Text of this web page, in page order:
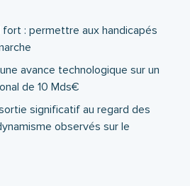
fort : permettre aux handicapés
avance technologique sur un
de 10 Mds€
significatif au regard des
observés sur le